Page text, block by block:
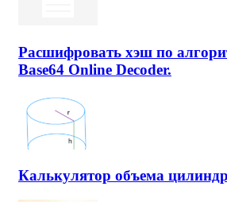
Расшифровать хэш по
Base64 Online Decoder.
Калькулятор объема